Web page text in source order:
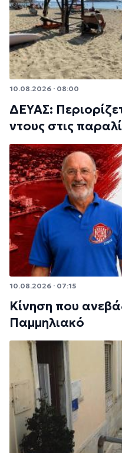
10.08.2026 · 08:00
ΔΕΥΑΣ:
ντους στις
10.08.2026 · 07:15
Κίνηση που
Παμμηλιακό